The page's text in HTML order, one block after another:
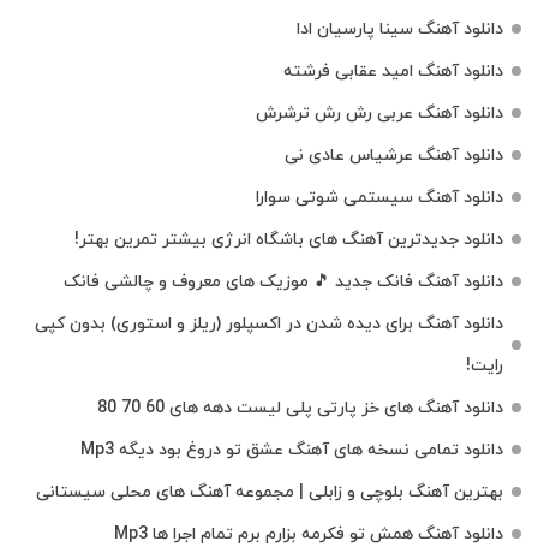
دانلود آهنگ سینا پارسیان ادا
دانلود آهنگ امید عقابی فرشته
دانلود آهنگ عربی رش رش ترشرش
دانلود آهنگ عرشیاس عادی نی
دانلود آهنگ سیستمی شوتی سوارا
دانلود جدیدترین آهنگ‌ های باشگاه انرژی بیشتر تمرین بهتر!
دانلود آهنگ فانک جدید 🎵 موزیک‌ های معروف و چالشی فانک
دانلود آهنگ برای دیده شدن در اکسپلور (ریلز و استوری) بدون کپی
رایت!
دانلود آهنگ های خز پارتی پلی لیست دهه های 60 70 80
دانلود تمامی نسخه های آهنگ عشق تو دروغ بود دیگه Mp3
بهترین آهنگ بلوچی و زابلی | مجموعه آهنگ‌ های محلی سیستانی
دانلود آهنگ همش تو فکرمه بزارم برم تمام اجرا ها Mp3